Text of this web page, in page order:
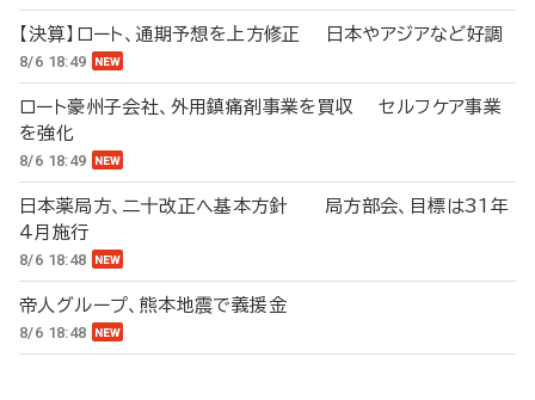
【決算】ロート、通期予想を上方修正 日本やアジアなど好調
8/6 18:49
ロート豪州子会社、外用鎮痛剤事業を買収 セルフケア事業
を強化
8/6 18:49
日本薬局方、二十改正へ基本方針 局方部会、目標は31年
4月施行
8/6 18:48
帝人グループ、熊本地震で義援金
8/6 18:48